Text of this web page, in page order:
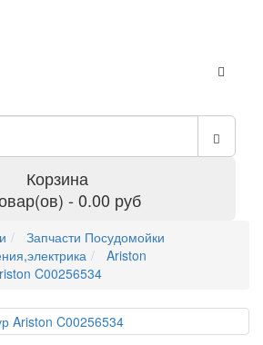
Корзина
- 0.00 руб
Запчасти Посудомойки
Ariston
C00256534